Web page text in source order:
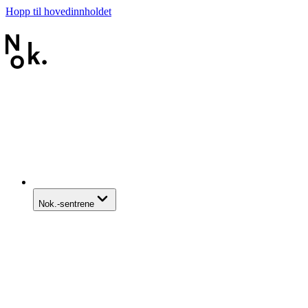
Hopp til hovedinnholdet
Nok.-sentrene